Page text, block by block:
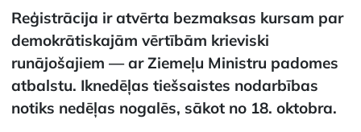
Reģistrācija ir atvērta bezmaksas kursam par
demokrātiskajām vērtībām krieviski
runājošajiem — ar Ziemeļu Ministru padomes
atbalstu. Iknedēļas tiešsaistes nodarbības
notiks nedēļas nogalēs, sākot no 18. oktobra.